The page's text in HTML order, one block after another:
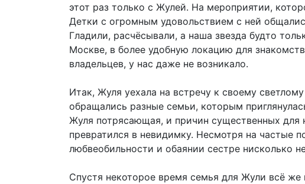
этот раз только с Жулей. На мероприятии,
Детки с огромным удовольствием с ней
Гладили, расчёсывали, а наша звезда будто
Москве, в более удобную локацию для
владельцев, у нас даже не возникало.
Итак, Жуля уехала на встречу к своему
обращались разные семьи, которым
Жуля потрясающая, и причин существенных для
превратился в невидимку. Несмотря на частые
любвеобильности и обаянии сестре нисколько
Спустя некоторое время семья для Жули всё